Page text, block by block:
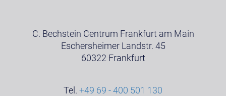
C. Bechstein Centrum Frankfurt am Main
Eschersheimer Landstr. 45
60322 Frankfurt
Tel. +49 69 - 400 501 130